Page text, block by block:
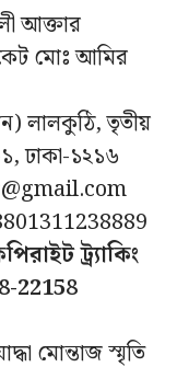
আক্তার
মোঃ আমির
লালকুঠি, তৃতীয়
ঢাকা-১২১৬
ট্র্যাকিং
22158
মোন্তাজ স্মৃতি